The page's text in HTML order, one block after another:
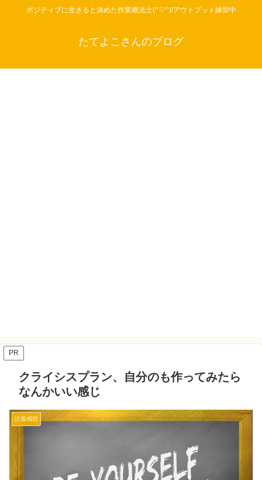
ポジティブに生きると決めた作業療法士(^▽^)/アウトプット練習中
たてよこさんのブログ
PR
クライシスプラン、自分のも作ってみたら
なんかいい感じ
読書感想